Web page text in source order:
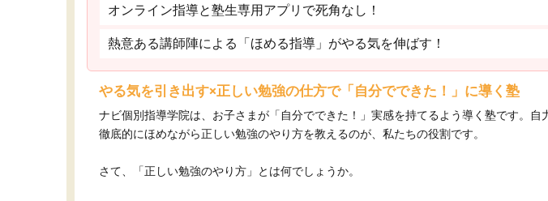
オンライン指導と塾生専用アプリで死角なし！
熱意ある講師陣による「ほめる指導」がやる気を伸ばす！
やる気を引き出す×正しい勉強の仕方で「自分でできた！」に導く塾
ナビ個別指導学院は、お子さまが「自分でできた！」実感を持てるよう導く塾です。
徹底的にほめながら正しい勉強のやり方を教えるのが、私たちの役割です。
さて、「正しい勉強のやり方」とは何でしょうか。